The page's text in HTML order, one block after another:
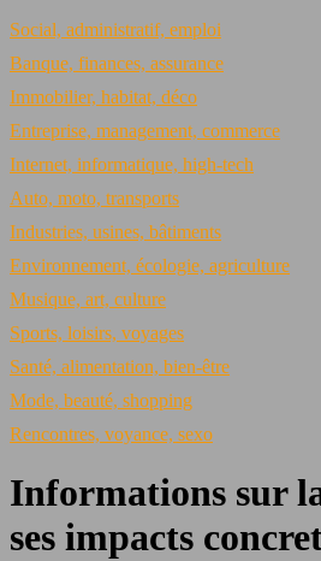
Social, administratif, emploi
Banque, finances, assurance
Immobilier, habitat, déco
Entreprise, management, commerce
Internet, informatique, high-tech
Auto, moto, transports
Industries, usines, bâtiments
Environnement, écologie, agriculture
Musique, art, culture
Sports, loisirs, voyages
Santé, alimentation, bien-être
Mode, beauté, shopping
Rencontres, voyance, sexo
Informations sur
ses impacts